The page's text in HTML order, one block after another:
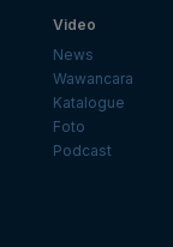
Video
News
Wawancara
Katalogue
Foto
Podcast